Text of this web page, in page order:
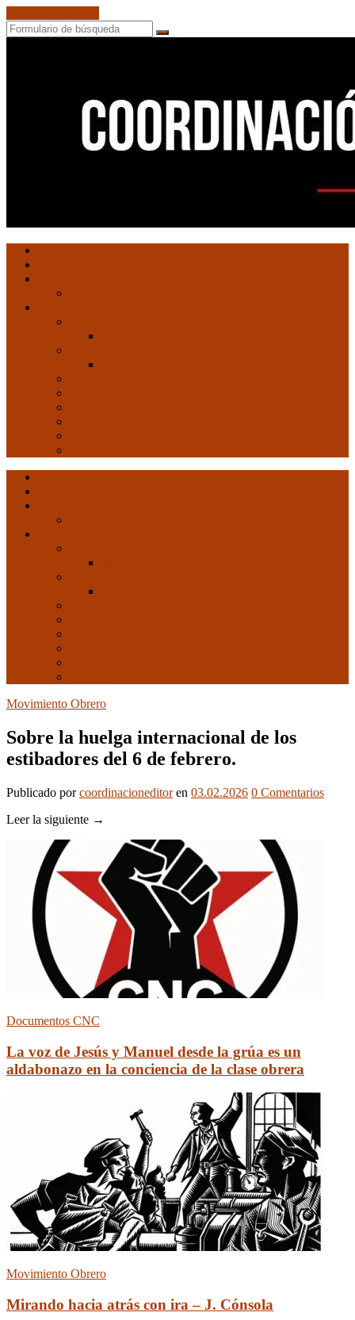
Buscar
Núcleos
Comunistas
Movimiento Obrero
Sobre la huelga internacional de los
estibadores del 6 de febrero.
Publicado porcoordinacioneditor en 03.02.2026 0 Comentarios
Leer la siguiente →
Documentos CNC
La voz de Jesús y Manuel desde la grúa es un
aldabonazo en la conciencia de la clase obrera
Movimiento Obrero
Mirando hacia atrás con ira – J. Cónsola